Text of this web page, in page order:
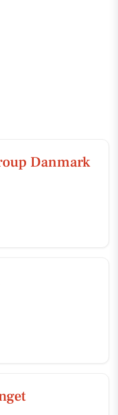
Danmark